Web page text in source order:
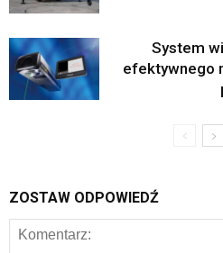
System
efektywnego
ZOSTAW ODPOWIEDŹ